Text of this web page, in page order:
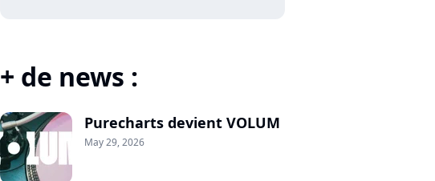
+ de news :
Purecharts devient VOLUM
May 29, 2026